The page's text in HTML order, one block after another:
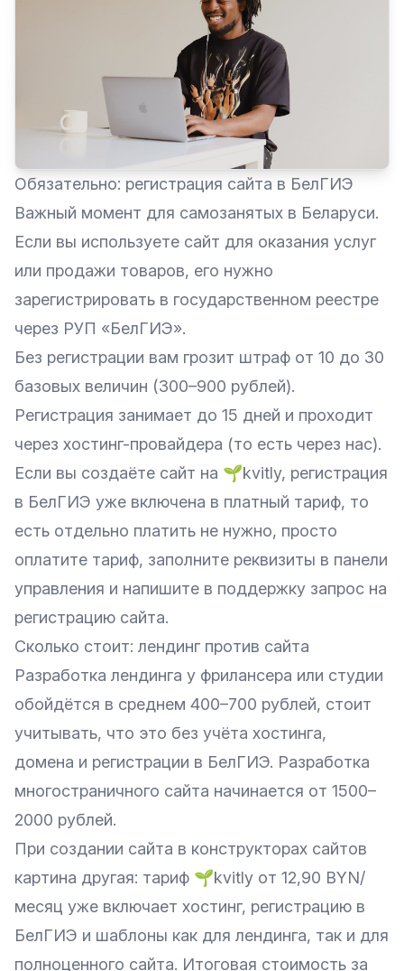
Обязательно: регистрация сайта в БелГИЭ
Важный момент для самозанятых в Беларуси.
Если вы используете сайт для оказания услуг
или продажи товаров, его нужно
зарегистрировать в государственном реестре
через РУП «БелГИЭ».
Без регистрации вам грозит штраф от 10 до 30
базовых величин (300–900 рублей).
Регистрация занимает до 15 дней и проходит
через хостинг-провайдера (то есть через нас).
Если вы создаёте сайт на 🌱kvitly, регистрация
в БелГИЭ уже включена в платный тариф, то
есть отдельно платить не нужно, просто
оплатите тариф, заполните реквизиты в панели
управления и напишите в поддержку запрос на
регистрацию сайта.
Сколько стоит: лендинг против сайта
Разработка лендинга у фрилансера или студии
обойдётся в среднем 400–700 рублей, стоит
учитывать, что это без учёта хостинга,
домена и регистрации в БелГИЭ. Разработка
многостраничного сайта начинается от 1500–
2000 рублей.
При создании сайта в конструкторах сайтов
картина другая: тариф 🌱kvitly от 12,90 BYN/
месяц уже включает хостинг, регистрацию в
БелГИЭ и шаблоны как для лендинга, так и для
полноценного сайта. Итоговая стоимость за